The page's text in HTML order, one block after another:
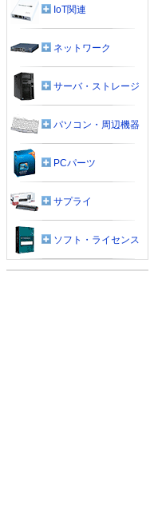
IoT関連
ネットワーク
サーバ・ストレージ
パソコン・周辺機器
PCパーツ
サプライ
ソフト・ライセンス